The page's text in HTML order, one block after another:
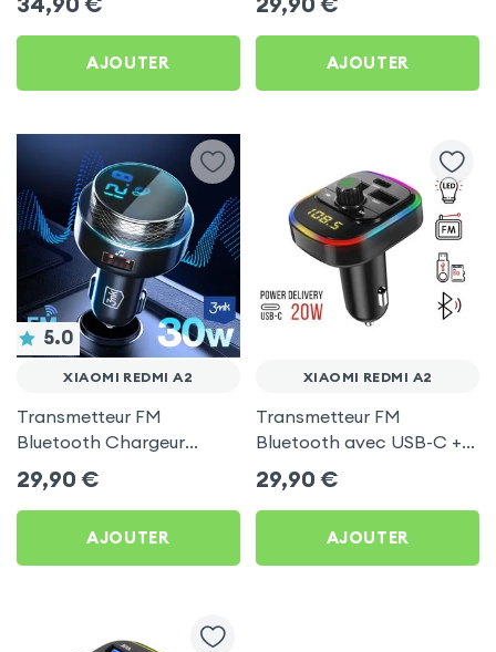
C, Kit Main Libre
Multifonction - 4smarts
AJOUTER
Redmi A2
AJOUTER
5.0
XIAOMI REDMI A2
Transmetteur FM
Bluetooth Chargeur
Voiture Noir 3mk Hyper
Car pour Xiaomi Redmi A2
29,90 €
AJOUTER
XIAOMI REDMI A2
Transmetteur FM
Bluetooth avec USB-C +
USB pour Xiaomi Redmi
A2
29,90 €
AJOUTER